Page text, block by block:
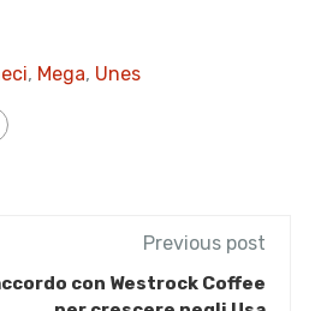
, Mega, Unes
Previous post
con Westrock Coffee